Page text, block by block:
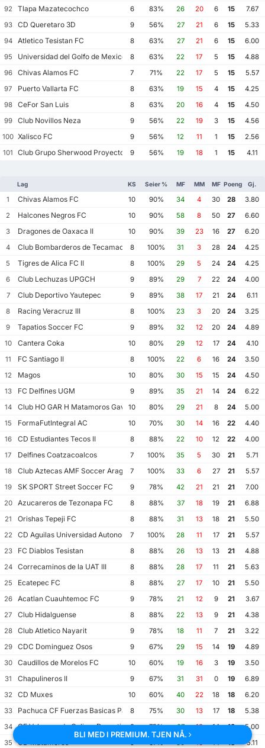
92
Tlapa Mazatecochco 6 83% 26 20 6 15
7.67
93
CD Queretaro 3D 9 56% 27 21 6 15
5.33
94
Atletico Tesistan FC 8 63% 27 21 6 15
6.00
95
Universidad del Golfo de Mexico FC
8 63% 22 17 5 15
4.88
96
Chivas Alamos FC 7 71% 22 17 5 15
5.57
97
Puerto Vallarta FC 8 63% 19 15 4 15
4.25
98
CeFor San Luis 8 63% 20 16 4 15
4.50
99
Club Novillos Neza 9 56% 22 19 3 15
4.56
100 Xalisco FC 9 56% 12 11 1 15
2.56
101
Club Grupo Sherwood Proyecto Mexico Soccer
9 56% 19 18 1 15 4.11
Lag KS Seier % MF MM MF Poeng Gj.
1 Chivas Alamos FC 10 90% 34 4 30 28
3.80
2
Halcones Negros FC 10 90% 58 8 50 27
6.60
3
Dragones de Oaxaca II 10 90% 39 23 16 27
6.20
4
Club Bombarderos de Tecamac 8 100% 31 3 28 24
4.25
5
Tigres de Alica FC II 8 100% 29 5 24 24
4.25
6
Club Lechuzas UPGCH 9 89% 29 7 22 24
4.00
7
Club Deportivo Yautepec 9 89% 38 17 21 24
6.11
8
Racing Veracruz III 8 100% 23 3 20 24
3.25
9
Tapatios Soccer FC 9 89% 32 12 20 24
4.89
10
Cantera Coka 10 80% 29 12 17 24
4.10
11
FC Santiago II 8 100% 22 6 16 24
3.50
12
Magos 10 80% 30 15 15 24
4.50
13
FC Delfines UGM 9 89% 35 21 14 24
6.22
14
Club HO GAR H Matamoros Gavilanes FC Matamoros II
10 80% 29 21 8 24
5.00
15
FormaFutIntegral AC 10 70% 30 14 16 22
4.40
16
CD Estudiantes Tecos II 8 88% 22 10 12 22
4.00
17
Delfines Coatzacoalcos 7 100% 35 5 30 21
5.71
18
Club Aztecas AMF Soccer Aragon7 100% 33 6 27 21
5.57
19
SK SPORT Street Soccer FC 9 78% 42 21 21 21
7.00
20
Azucareros de Tezonapa FC 8 88% 37 18 19 21
6.88
21
Orishas Tepeji FC 8 88% 31 13 18 21
5.50
22
CD Aguilas Universidad Autonoma de Guerrero
7 100% 28 11 17 21
5.57
23
FC Diablos Tesistan 8 88% 26 13 13 21
4.88
24
Correcaminos de la UAT III 8 88% 28 17 11 21
5.63
25
Ecatepec FC 8 88% 27 17 10 21
5.50
26
Acatlan Cuauhtemoc FC 9 78% 21 12 9 21
3.67
27
Club Hidalguense 8 88% 22 13 9 21
4.38
28
Club Atletico Nayarit 9 78% 18 11 7 21
3.22
29
CDC Dominguez Osos 9 67% 29 15 14 19
4.89
30
Caudillos de Morelos FC 10 60% 19 16 3 19
3.50
31
Chapulineros II 9 67% 31 31 0 19
6.89
32
CD Muxes 10 60% 40 22 18 18
6.20
33
Pachuca CF Fuerzas Basicas Pachuca CF III
8 75% 30 13 17 18
5.38
34 CF Volcanes de Colima Deportivo Tala
8 75% 27 13 14 18
5.00
35 CD Matamoros 9 67% 30 16 14 18 5.11
BLI MED I PREMIUM. TJEN NÅ.